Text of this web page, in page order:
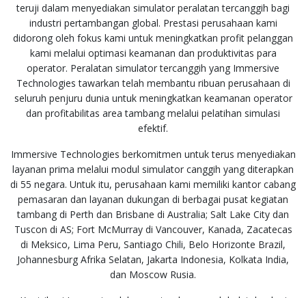
teruji dalam menyediakan simulator peralatan tercanggih bagi
industri pertambangan global. Prestasi perusahaan kami
didorong oleh fokus kami untuk meningkatkan profit pelanggan
kami melalui optimasi keamanan dan produktivitas para
operator. Peralatan simulator tercanggih yang Immersive
Technologies tawarkan telah membantu ribuan perusahaan di
seluruh penjuru dunia untuk meningkatkan keamanan operator
dan profitabilitas area tambang melalui pelatihan simulasi
efektif.
Immersive Technologies berkomitmen untuk terus menyediakan
layanan prima melalui modul simulator canggih yang diterapkan
di 55 negara. Untuk itu, perusahaan kami memiliki kantor cabang
pemasaran dan layanan dukungan di berbagai pusat kegiatan
tambang di Perth dan Brisbane di Australia; Salt Lake City dan
Tuscon di AS; Fort McMurray di Vancouver, Kanada, Zacatecas
di Meksico, Lima Peru, Santiago Chili, Belo Horizonte Brazil,
Johannesburg Afrika Selatan, Jakarta Indonesia, Kolkata India,
dan Moscow Rusia.